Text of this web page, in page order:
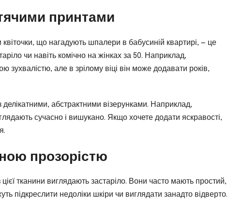
принтами
що нагадують шпалери в бабусиній квартирі, — це
чи навіть комічно на жінках за 50. Наприклад,
зухвалістю, але в зрілому віці він може додавати років,
абстрактними візерунками. Наприклад,
сучасно і вишукано. Якщо хочете додати яскравості,
прозорістю
тканини виглядають застаріло. Вони часто мають простий,
підкреслити недоліки шкіри чи виглядати занадто відверто.